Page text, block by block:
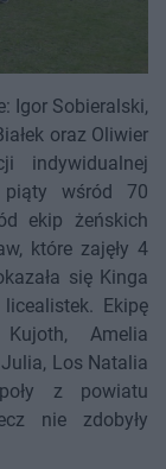
Igor Sobieralski,
oraz Oliwier
indywidualnej
piąty wśród 70
ekip żeńskich
które zajęły 4
się Kinga
Ekipę
Kujoth, Amelia
Los Natalia
z powiatu
nie zdobyły